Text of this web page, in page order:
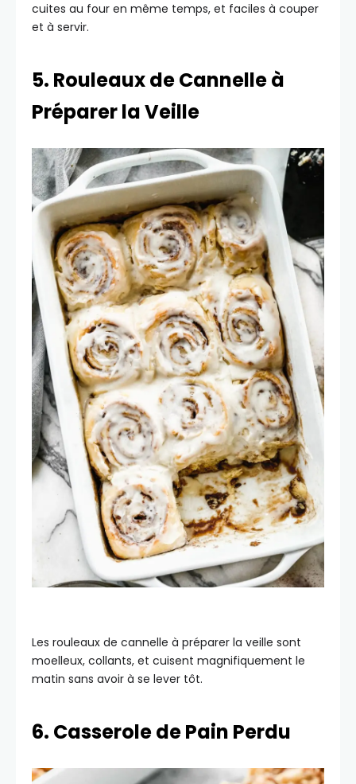
cuites au four en même temps, et faciles à couper
et à servir.
5. Rouleaux de Cannelle à
Préparer la Veille
Les rouleaux de cannelle à préparer la veille sont
moelleux, collants, et cuisent magnifiquement le
matin sans avoir à se lever tôt.
6. Casserole de Pain Perdu